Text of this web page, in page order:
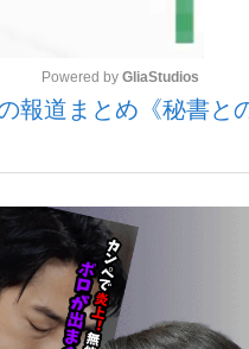
「クマが悪者扱いされて
いまさら聞
Powered by GliaStudios
道まとめ《秘書と